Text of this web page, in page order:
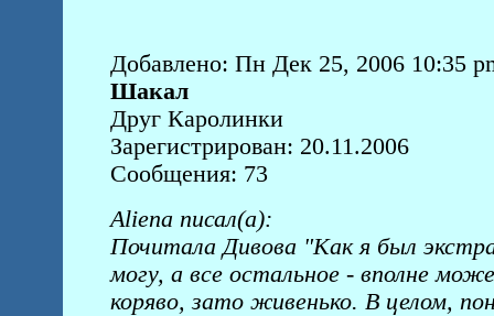
Добавлено: Пн Дек 25, 2006 10:35
Шакал
Друг Каролинки
Зарегистрирован: 20.11.2006
Сообщения: 73
Aliena писал(а):
Почитала Дивова "Как я был
могу, а все остальное - вполне
коряво, зато живенько. В целом,